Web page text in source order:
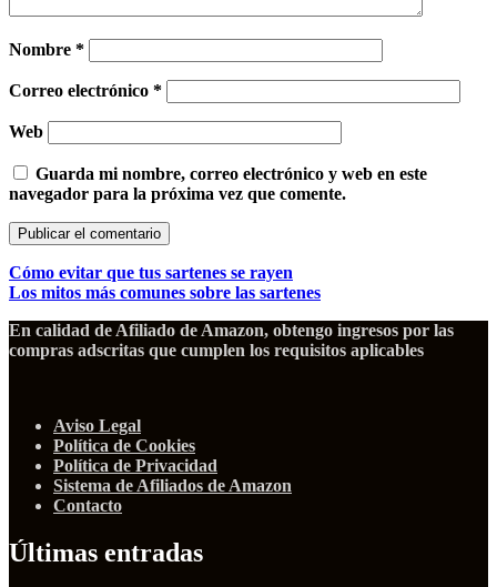
Nombre *
Correo electrónico *
Web
Guarda mi nombre, correo electrónico y web en este
navegador para la próxima vez que comente.
Cómo evitar que tus sartenes se rayen
Los mitos más comunes sobre las sartenes
En calidad de Afiliado de Amazon, obtengo ingresos por las
compras adscritas que cumplen los requisitos aplicables
Aviso Legal
Política de Cookies
Política de Privacidad
Sistema de Afiliados de Amazon
Contacto
Últimas entradas